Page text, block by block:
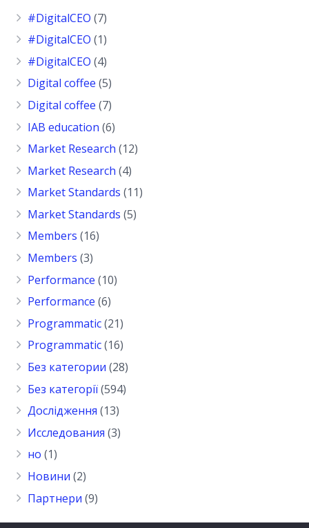
#DigitalCEO (7)
#DigitalCEO (1)
#DigitalCEO (4)
Digital coffee (5)
Digital coffee (7)
IAB education (6)
Market Research (12)
Market Research (4)
Market Standards (11)
Market Standards (5)
Members (16)
Members (3)
Performance (10)
Performance (6)
Programmatic(21)
Programmatic(16)
Без категории (28)
Без категорії(594)
Дослідження (13)
Исследования (3)
но (1)
Новини (2)
Партнери (9)